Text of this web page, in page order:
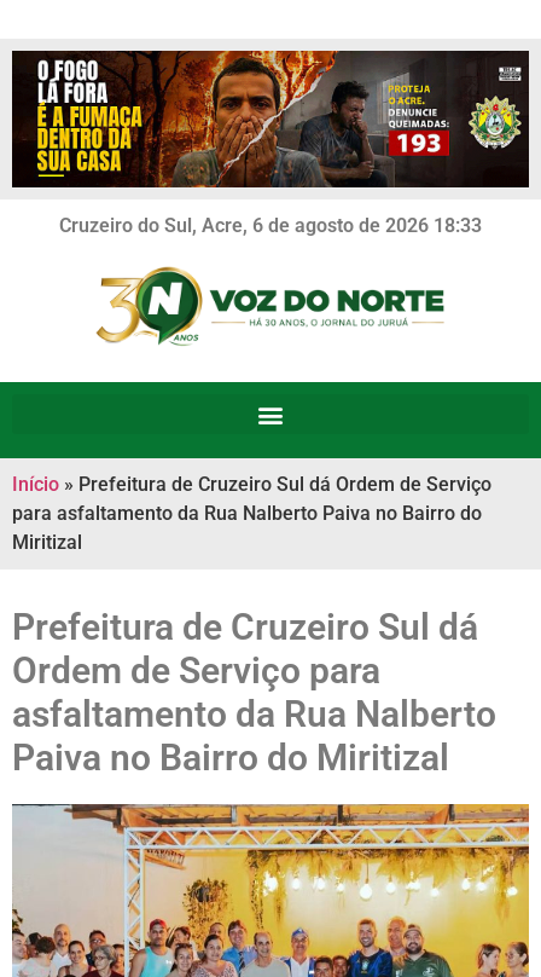
Cruzeiro do Sul, Acre, 6 de agosto de 2026 18:33
Início » Prefeitura de Cruzeiro Sul dá Ordem de Serviço
para asfaltamento da Rua Nalberto Paiva no Bairro do
Miritizal
Prefeitura de Cruzeiro Sul dá
Ordem de Serviço para
asfaltamento da Rua Nalberto
Paiva no Bairro do Miritizal